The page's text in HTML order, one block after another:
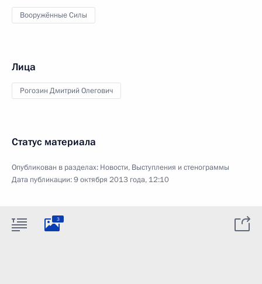
Вооружённые Силы
Лица
Рогозин Дмитрий Олегович
Статус материала
Опубликован в разделах: Новости, Выступления и стенограммы
Дата публикации:9 октября 2013 года, 12:10
3